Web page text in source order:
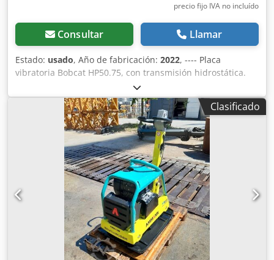
precio fijo IVA no incluído
Consultar Llamar
Estado: usado, Año de fabricación: 2022, ---- Placa
vibratoria Bobcat HP50.75, con transmisión hidrostática.
Peso de la máquina: 350 kg Longitud de la placa base: 450
mm Longitud de la máquina: 900 mm Longitud de la
máquina con el mango: 1.600 mm Dsdpozkz Tkefx Am
Rswa Altura de la máquina: 820 mm Altura del mango (en
posición de trabajo): 1.000 mm Altura del mango (en
posición de transporte): 1.500 mm Ancho de la máquina:
450/600/750 mm Motor: Hatz Supra 1D50S Combustible:
Diésel Potencia del motor a rpm: 7 kW a 3200 Frecuencia
de vibración máxima: 70 Hz Fuerza centrífuga máxima: 50
kN Capacidad de ascenso: 36 % Amplitud: 1,7 mm
Clasificado